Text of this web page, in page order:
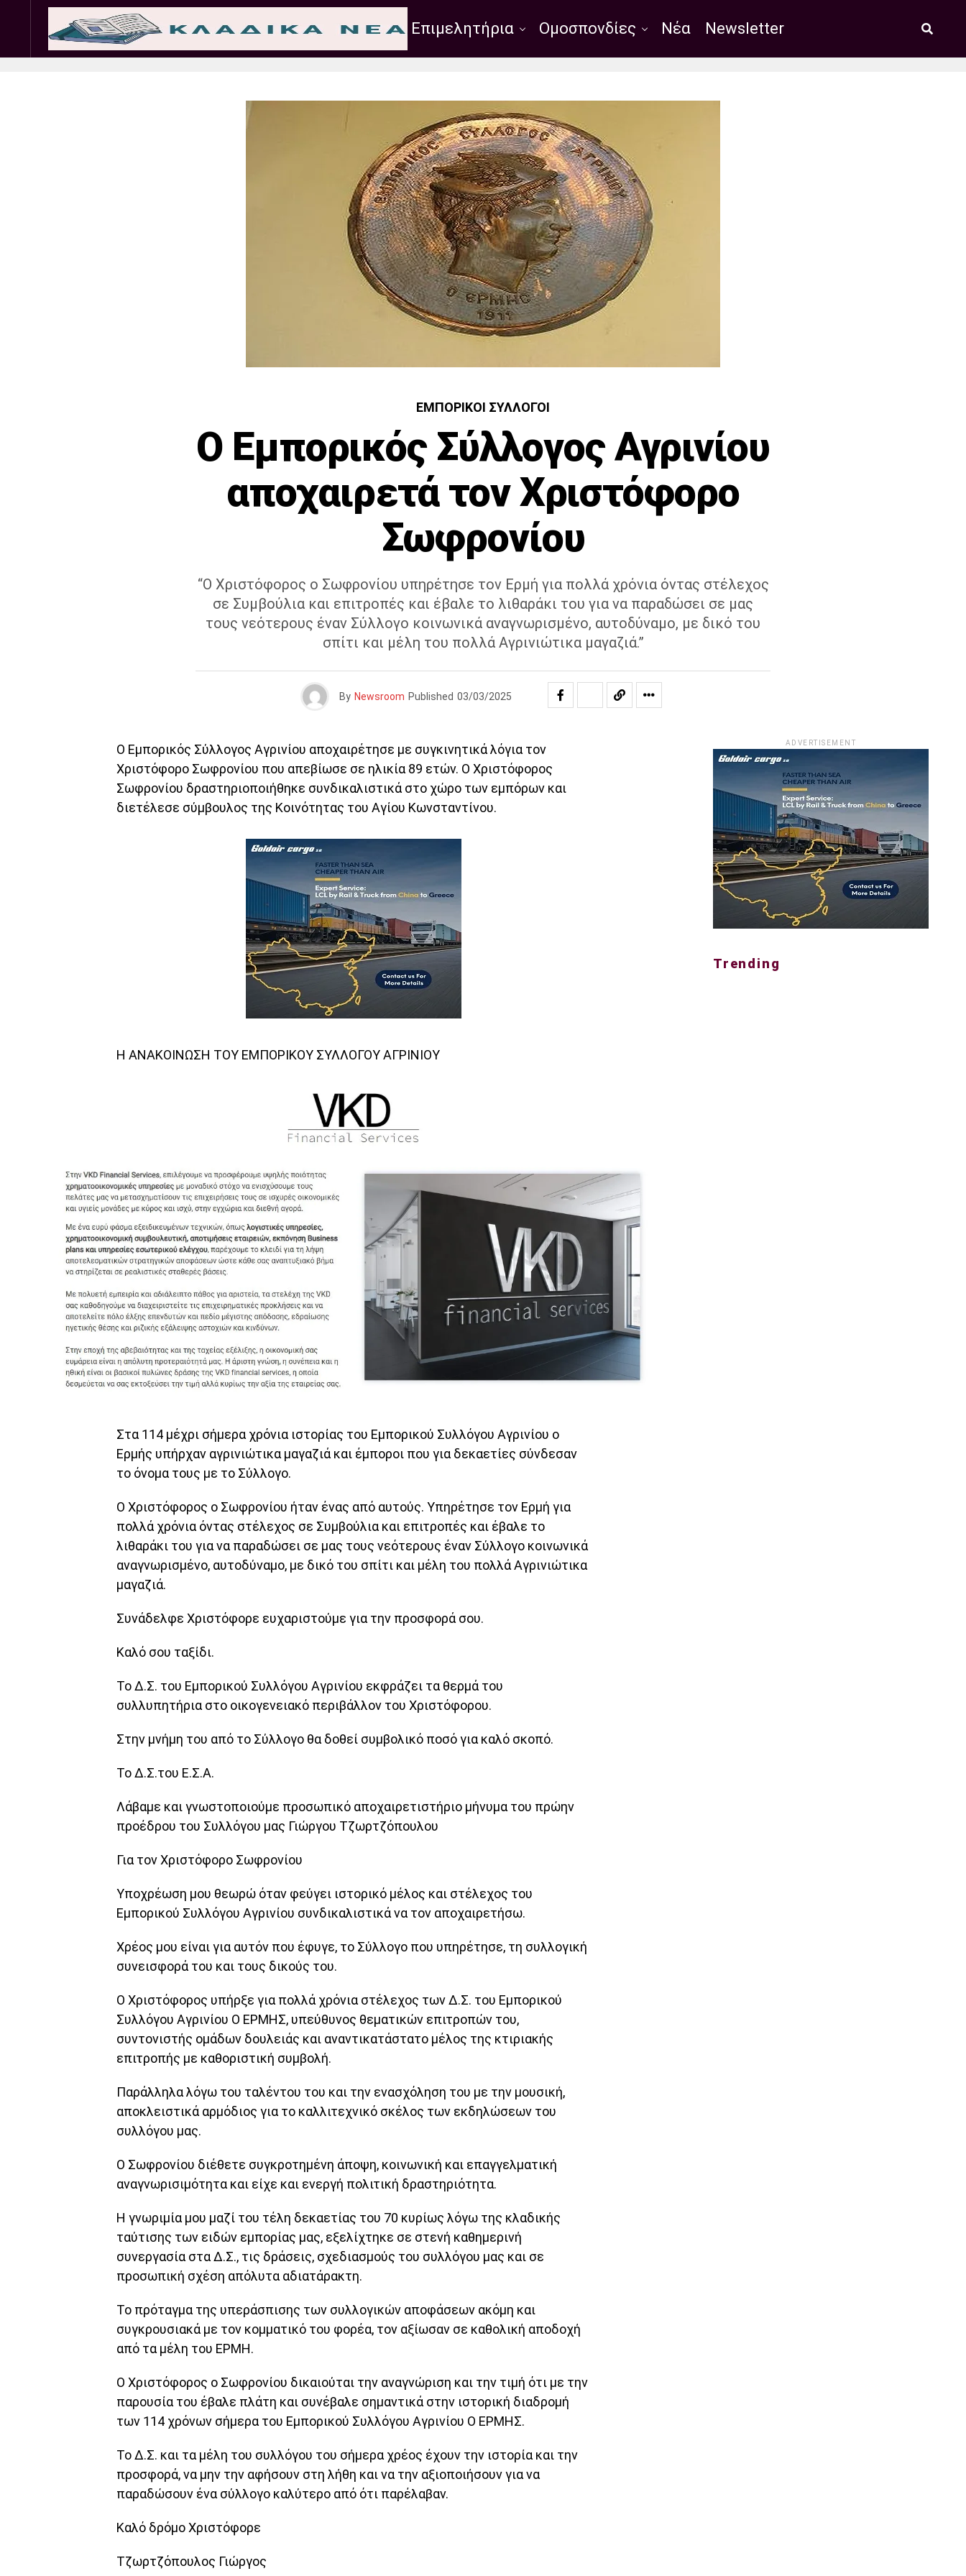
Σωματεία Εμπ. Σύλλογοι Επιμελητήρια Ομοσπονδίες Νέα Newsletter
ΕΜΠΟΡΙΚΟΊ ΣΎΛΛΟΓΟΙ
Ο Εμπορικός Σύλλογος Αγρινίου
αποχαιρετά τον Χριστόφορο
Σωφρονίου
“Ο Χριστόφορος ο Σωφρονίου υπηρέτησε τον Ερμή για πολλά χρόνια όντας στέλεχος
σε Συμβούλια και επιτροπές και έβαλε το λιθαράκι του για να παραδώσει σε μας
τους νεότερους έναν Σύλλογο κοινωνικά αναγνωρισμένο, αυτοδύναμο, με δικό του
σπίτι και μέλη του πολλά Αγρινιώτικα μαγαζιά.”
By Newsroom Published 03/03/2025
Ο Εμπορικός Σύλλογος Αγρινίου αποχαιρέτησε με συγκινητικά λόγια τον
Χριστόφορο Σωφρονίου που απεβίωσε σε ηλικία 89 ετών. Ο Χριστόφορος
Σωφρονίου δραστηριοποιήθηκε συνδικαλιστικά στο χώρο των εμπόρων και
διετέλεσε σύμβουλος της Κοινότητας του Αγίου Κωνσταντίνου.
Η ΑΝΑΚΟΙΝΩΣΗ ΤΟΥ ΕΜΠΟΡΙΚΟΥ ΣΥΛΛΟΓΟΥ ΑΓΡΙΝΙΟΥ
Στα 114 μέχρι σήμερα χρόνια ιστορίας του Εμπορικού Συλλόγου Αγρινίου ο
Ερμής υπήρχαν αγρινιώτικα μαγαζιά και έμποροι που για δεκαετίες σύνδεσαν
το όνομα τους με το Σύλλογο.
Ο Χριστόφορος ο Σωφρονίου ήταν ένας από αυτούς. Υπηρέτησε τον Ερμή για
πολλά χρόνια όντας στέλεχος σε Συμβούλια και επιτροπές και έβαλε το
λιθαράκι του για να παραδώσει σε μας τους νεότερους έναν Σύλλογο κοινωνικά
αναγνωρισμένο, αυτοδύναμο, με δικό του σπίτι και μέλη του πολλά Αγρινιώτικα
μαγαζιά.
Συνάδελφε Χριστόφορε ευχαριστούμε για την προσφορά σου.
Καλό σου ταξίδι.
Το Δ.Σ. του Εμπορικού Συλλόγου Αγρινίου εκφράζει τα θερμά του
συλλυπητήρια στο οικογενειακό περιβάλλον του Χριστόφορου.
Στην μνήμη του από το Σύλλογο θα δοθεί συμβολικό ποσό για καλό σκοπό.
Το Δ.Σ.του Ε.Σ.Α.
Λάβαμε και γνωστοποιούμε προσωπικό αποχαιρετιστήριο μήνυμα του πρώην
προέδρου του Συλλόγου μας Γιώργου Τζωρτζόπουλου
Για τον Χριστόφορο Σωφρονίου
Υποχρέωση μου θεωρώ όταν φεύγει ιστορικό μέλος και στέλεχος του
Εμπορικού Συλλόγου Αγρινίου συνδικαλιστικά να τον αποχαιρετήσω.
Χρέος μου είναι για αυτόν που έφυγε, το Σύλλογο που υπηρέτησε, τη συλλογική
συνεισφορά του και τους δικούς του.
Ο Χριστόφορος υπήρξε για πολλά χρόνια στέλεχος των Δ.Σ. του Εμπορικού
Συλλόγου Αγρινίου Ο ΕΡΜΗΣ, υπεύθυνος θεματικών επιτροπών του,
συντονιστής ομάδων δουλειάς και αναντικατάστατο μέλος της κτιριακής
επιτροπής με καθοριστική συμβολή.
Παράλληλα λόγω του ταλέντου του και την ενασχόληση του με την μουσική,
αποκλειστικά αρμόδιος για το καλλιτεχνικό σκέλος των εκδηλώσεων του
συλλόγου μας.
Ο Σωφρονίου διέθετε συγκροτημένη άποψη, κοινωνική και επαγγελματική
αναγνωρισιμότητα και είχε και ενεργή πολιτική δραστηριότητα.
Η γνωριμία μου μαζί του τέλη δεκαετίας του 70 κυρίως λόγω της κλαδικής
ταύτισης των ειδών εμπορίας μας, εξελίχτηκε σε στενή καθημερινή
συνεργασία στα Δ.Σ., τις δράσεις, σχεδιασμούς του συλλόγου μας και σε
προσωπική σχέση απόλυτα αδιατάρακτη.
Το πρόταγμα της υπεράσπισης των συλλογικών αποφάσεων ακόμη και
συγκρουσιακά με τον κομματικό του φορέα, τον αξίωσαν σε καθολική αποδοχή
από τα μέλη του ΕΡΜΗ.
Ο Χριστόφορος ο Σωφρονίου δικαιούται την αναγνώριση και την τιμή ότι με την
παρουσία του έβαλε πλάτη και συνέβαλε σημαντικά στην ιστορική διαδρομή
των 114 χρόνων σήμερα του Εμπορικού Συλλόγου Αγρινίου Ο ΕΡΜΗΣ.
Το Δ.Σ. και τα μέλη του συλλόγου του σήμερα χρέος έχουν την ιστορία και την
προσφορά, να μην την αφήσουν στη λήθη και να την αξιοποιήσουν για να
παραδώσουν ένα σύλλογο καλύτερο από ότι παρέλαβαν.
Καλό δρόμο Χριστόφορε
Τζωρτζόπουλος Γιώργος
ADVERTISEMENT
Trending